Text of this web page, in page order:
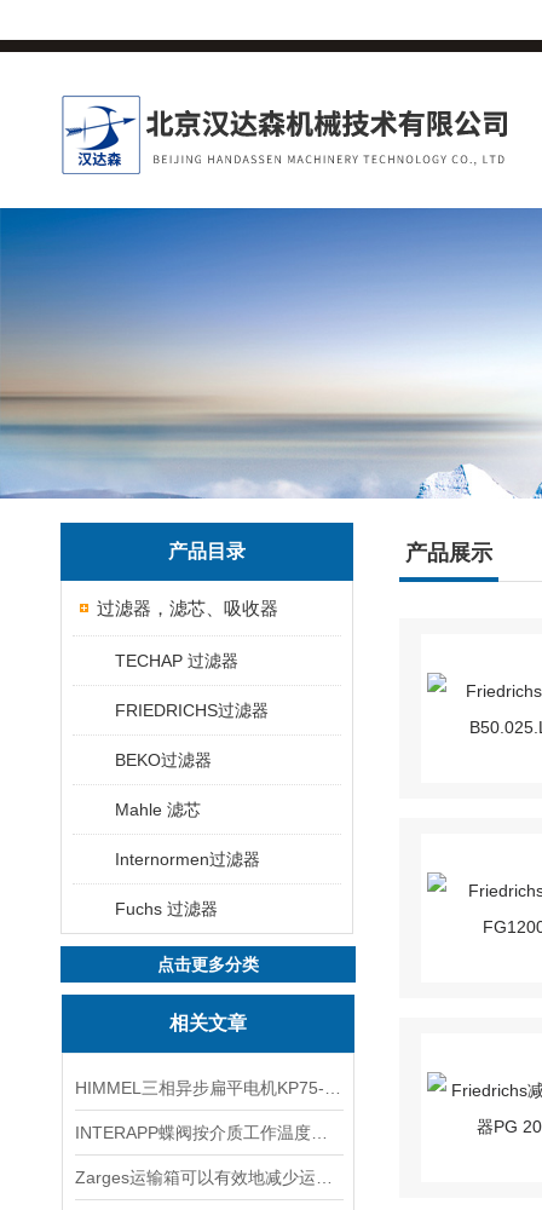
产品目录
过滤器，滤芯、吸收器
TECHAP 过滤器
FRIEDRICHS过滤器
BEKO过滤器
Mahle 滤芯
Internormen过滤器
Fuchs 过滤器
点击更多分类
相关文章
产品展示